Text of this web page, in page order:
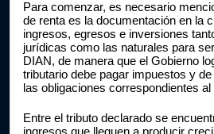
Para comenzar, es necesario
de renta es la documentación en la
ingresos, egresos e inversiones
jurídicas como las naturales para
DIAN, de manera que el Gobierno
tributario debe pagar impuestos y
las obligaciones correspondientes al
Entre el tributo declarado se